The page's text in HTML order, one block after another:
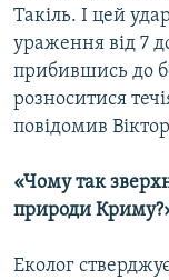
Такіль. І цей
ураження від 7
прибившись до
розноситися
повідомив
«Чому так
природи
Еколог